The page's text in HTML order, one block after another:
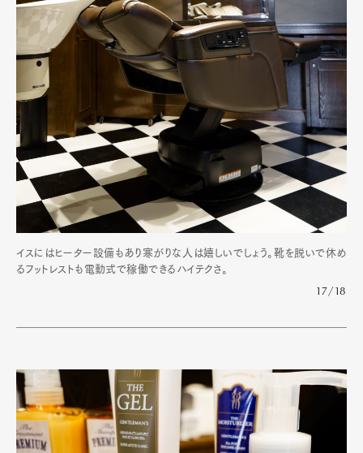
イスにはヒーター設備もあり寒がりな人は嬉しいでしょう。靴を脱いで休め
るフットレストも電動式で稼働できるハイテクさ。
17/18